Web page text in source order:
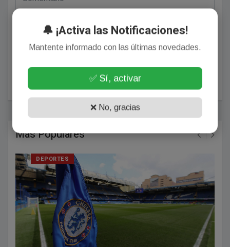
POSTEAR COMENTARIO
Más Populares
DEPORTES
🔔 ¡Activa las Notificaciones!
Mantente informado con las últimas novedades.
✅ Sí, activar
❌ No, gracias